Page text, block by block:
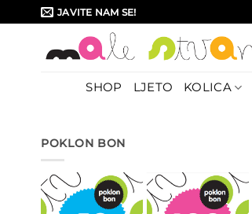
to
JAVITE NAM SE!
SHOP LJETO KOLICA
POKLON BON